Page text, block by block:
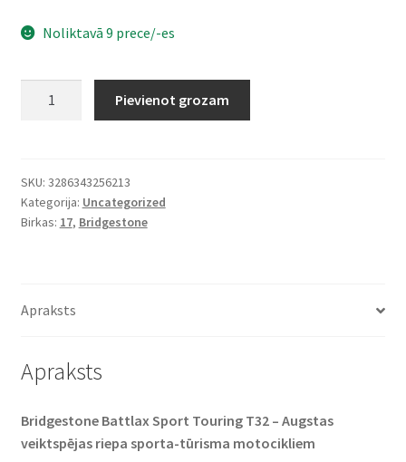
Noliktavā 9 prece/-es
(58W)
T
32
daudzums
Pievienot grozam
SKU: 3286343256213
Kategorija: Uncategorized
Birkas: 17, Bridgestone
Apraksts
Apraksts
Bridgestone Battlax Sport Touring T32 – Augstas
veiktspējas riepa sporta-tūrisma motocikliem​